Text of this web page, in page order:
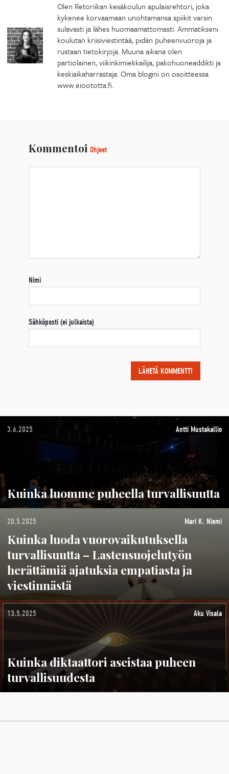
Olen Retoriikan kesäkoulun apulaisrehtori, joka
kykenee korvaamaan unohtamansa spiikit varsin
sulavasti ja lähes huomaamattomasti. Ammatikseni
koulutan kriisiviestintää, pidän puheenvuoroja ja
rustaan tietokirjoja. Muuna aikana olen
partiolainen, viikinkimiekkailija, pakohuoneaddikti ja
keskiaikaharrastaja. Oma blogini on osoitteessa
www.eioototta.fi.
Kommentoi Ohjeet
Nimi
Sähköposti (ei julkaista)
3.6.2025 Antti Mustakallio
Kuinka luomme puheella turvallisuutta
20.5.2025 Mari K. Niemi
Kuinka luoda vuorovaikutuksella
turvallisuutta – Lastensuojelutyön
herättämiä ajatuksia empatiasta ja
viestinnästä
13.5.2025 Aku Visala
Kuinka diktaattori aseistaa puheen
turvallisuudesta